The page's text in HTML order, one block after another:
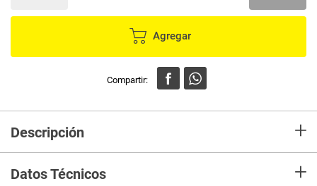
Agregar
Descripción +
ayudar a subir las defensas, fortalecer los huesos y prevenir arrugas
prematuras gracias a su alto contenido de vitaminas, minerales y
Datos Técnicos +